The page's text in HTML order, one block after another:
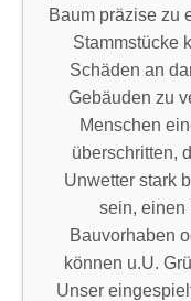
Baum präzise zu
Stammstücke
Schäden an
Gebäuden zu
Menschen
überschritten,
Unwetter stark
sein, einen
Bauvorhaben
können u.U.
Unser